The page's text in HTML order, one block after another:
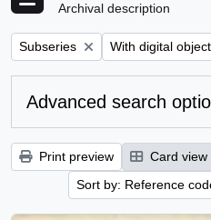
Archival description
Remove filter:
Subseries Remove filter:
With digital
Advanced search
Print preview Card view
Sort by: Reference